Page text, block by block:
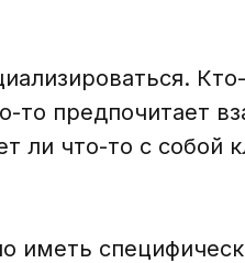
предпочитает
ли что-то с собой